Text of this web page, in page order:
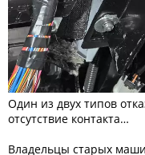
Один из двух типов
отсутствие контакта…
Владельцы старых